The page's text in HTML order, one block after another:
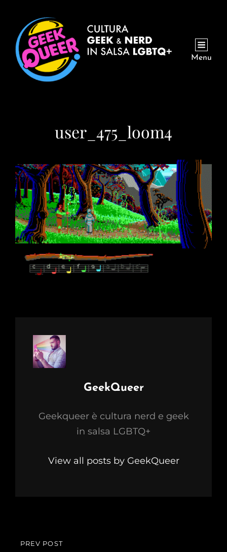
Menu
user_475_loom4
Author:
GeekQueer
Geekqueer è cultura nerd e geek
in salsa LGBTQ+
View all posts by GeekQueer
Navigazione
PREVIOUS
PREV POST